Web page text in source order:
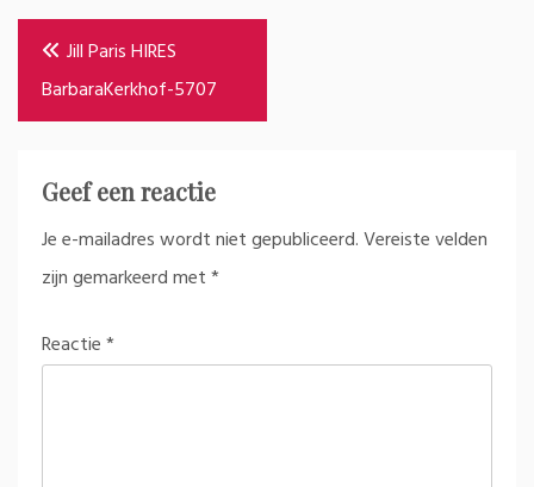
Bericht
navigatie
Jill Paris HIRES
BarbaraKerkhof-5707
Geef een reactie
Je e-mailadres wordt niet gepubliceerd.Vereiste velden
zijn gemarkeerd met*
Reactie*